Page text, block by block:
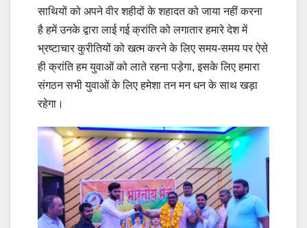
साथियों को अपने वीर शहीदों के शहादत को जाया नहीं करना
है हमें उनके द्वारा लाई गई क्रांति को लगातार हमारे देश में
भ्रष्टाचार कुरीतियों को खत्म करने के लिए समय-समय पर ऐसे
ही क्रांति हम युवाओं को लाते रहना पड़ेगा, इसके लिए हमारा
संगठन सभी युवाओं के लिए हमेशा तन मन धन के साथ खड़ा
रहेगा।